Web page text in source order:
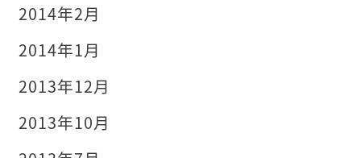
2014年2月
2014年1月
2013年12月
2013年10月